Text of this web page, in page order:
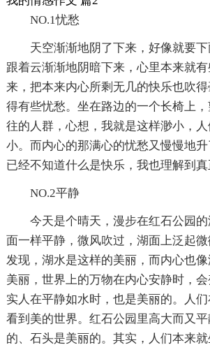
NO.1忧愁
天空渐渐地阴了下来，好像就要
跟着云渐渐地阴暗下来，心里本来就
来，把本来内心所剩无几的快乐也吹
得有些忧愁。坐在路边的一个长椅上
往的人群，心想，我就是这样渺小，
小。而内心的那满心的忧愁又慢慢地
已经不知道什么是快乐，我也理解到真
NO.2平静
今天是个晴天，漫步在红石公园
面一样平静，微风吹过，湖面上泛起
发现，湖水是这样的美丽，而内心也
美丽，世界上的万物在内心安静时，
实人在平静如水时，也是美丽的。人
看到美的世界。红石公园里高大而又
的、石头是美丽的。其实，人们本来